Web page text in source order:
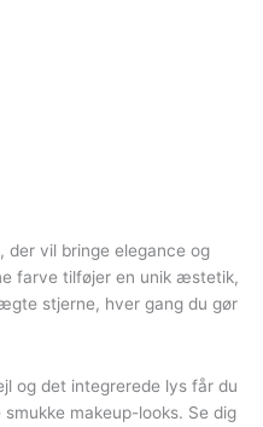
der vil bringe elegance og
farve tilføjer en unik æstetik,
stjerne, hver gang du gør
og det integrerede lys får du
makeup-looks. Se dig